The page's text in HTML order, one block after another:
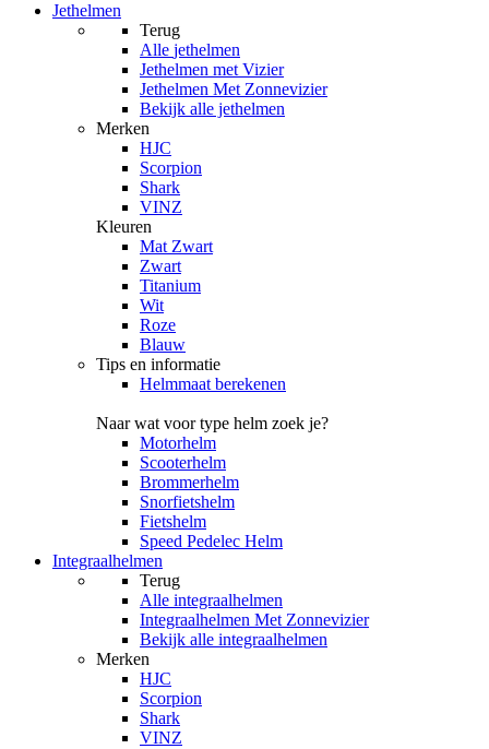
Jethelmen
Terug
Alle jethelmen
Jethelmen met Vizier
Jethelmen Met Zonnevizier
Bekijk alle jethelmen
Merken
HJC
Scorpion
Shark
VINZ
Kleuren
Mat Zwart
Zwart
Titanium
Wit
Roze
Blauw
Tips en informatie
Helmmaat berekenen
Naar wat voor type helm zoek je?
Motorhelm
Scooterhelm
Brommerhelm
Snorfietshelm
Fietshelm
Speed Pedelec Helm
Integraalhelmen
Terug
Alle integraalhelmen
Integraalhelmen Met Zonnevizier
Bekijk alle integraalhelmen
Merken
HJC
Scorpion
Shark
VINZ